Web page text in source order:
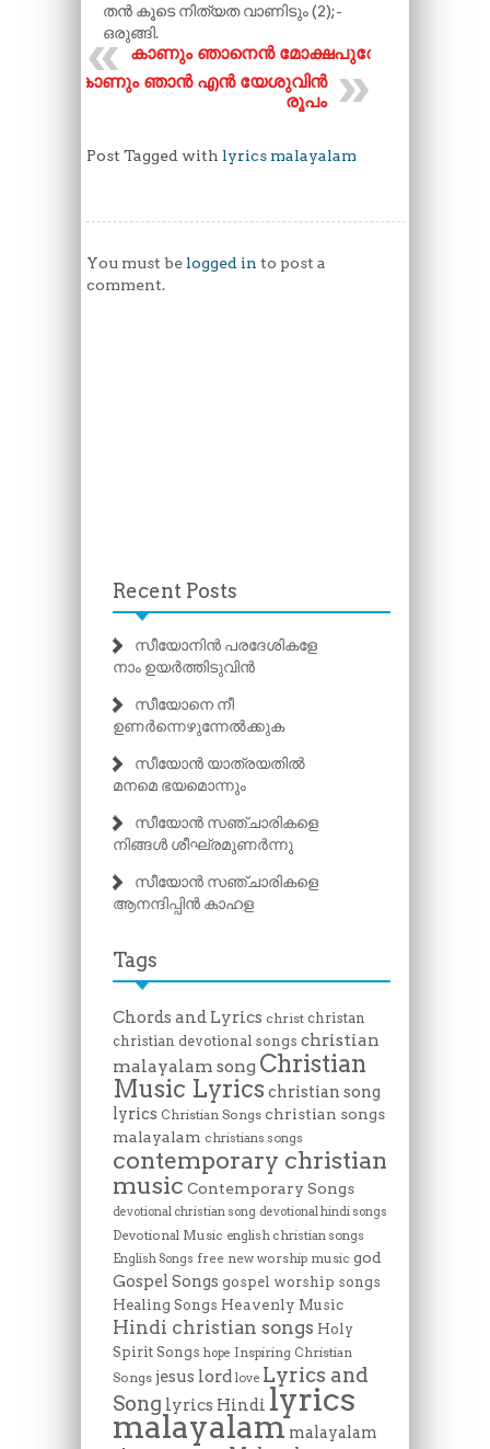
തൻ കൂടെ നിത്യത വാണിടും (2);-
ഒരുങ്ങി.
കാണും ഞാനെൻ മോക്ഷപുരേ
കാണും ഞാൻ എൻ യേശുവിൻ
രൂപം
Post Tagged with lyrics malayalam
You must be logged in to post a
comment.
Recent Posts
സീയോനിൻ പരദേശികളേ
നാം ഉയർത്തിടുവിൻ
സീയോനെ നീ
ഉണർന്നെഴുന്നേൽക്കുക
സീയോൻ യാത്രയതിൽ
മനമെ ഭയമൊന്നും
സീയോൻ സഞ്ചാരികളെ
നിങ്ങൾ ശീഘ്രമുണർന്നു
സീയോൻ സഞ്ചാരികളെ
ആനന്ദിപ്പിൻ കാഹള
Tags
Chords and Lyrics christ christan
christian devotional songs christian
malayalam song Christian
Music Lyrics christian song
lyrics Christian Songs christian songs
malayalam christians songs
contemporary christian
music Contemporary Songs
devotional christian song devotional hindi songs
Devotional Music english christian songs
English Songs free new worship music god
Gospel Songs gospel worship songs
Healing Songs Heavenly Music
Hindi christian songs Holy
Spirit Songs hope Inspiring Christian
Songs jesus lord love Lyrics and
Song lyrics Hindi lyrics
malayalam malayalam